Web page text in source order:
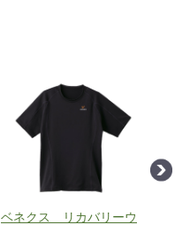
ベネクス リカバリーウ